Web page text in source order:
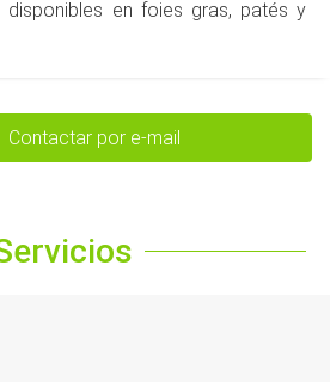
en foies gras, patés y
Contactar por e-mail